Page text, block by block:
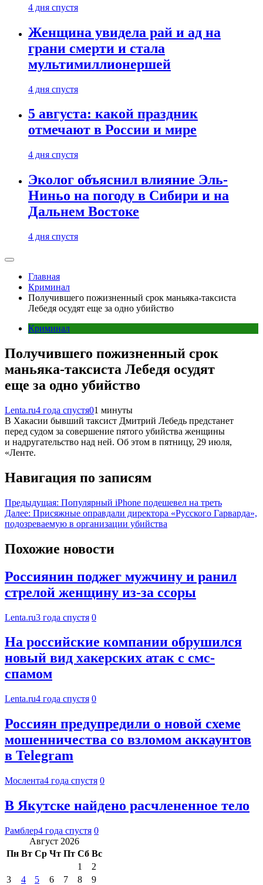
4 дня спустя
Женщина увидела рай и ад на
грани смерти и стала
мультимиллионершей
4 дня спустя
5 августа: какой праздник
отмечают в России и мире
4 дня спустя
Эколог объяснил влияние Эль-
Ниньо на погоду в Сибири и на
Дальнем Востоке
4 дня спустя
Главная
Криминал
Получившего пожизненный срок маньяка-таксиста
Лебедя осудят еще за одно убийство
Криминал
Получившего пожизненный срок
маньяка-таксиста Лебедя осудят
еще за одно убийство
Lenta.ru4 года спустя01 минуты
В Хакасии бывший таксист Дмитрий Лебедь предстанет
перед судом за совершение пятого убийства женщины
и надругательство над ней. Об этом в пятницу, 29 июля,
«Ленте.
Навигация по записям
Предыдущая: Популярный iPhone подешевел на треть
Далее: Присяжные оправдали директора «Русского Гарварда»,
подозреваемую в организации убийства
Похожие новости
Россиянин поджег мужчину и ранил
стрелой женщину из-за ссоры
Lenta.ru3 года спустя 0
На российские компании обрушился
новый вид хакерских атак с смс-
спамом
Lenta.ru4 года спустя 0
Россиян предупредили о новой схеме
мошенничества со взломом аккаунтов
в Telegram
Мослента4 года спустя 0
В Якутске найдено расчлененное тело
Рамблер4 года спустя 0
Август 2026
Пн Вт Ср Чт Пт Сб Вс
1
2
3
4 5 6 7 8
9